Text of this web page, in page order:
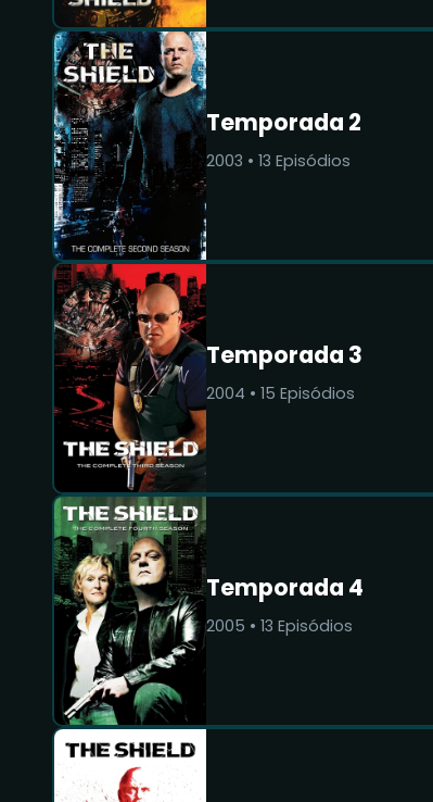
Temporada 2
2003 • 13 Episódios
Temporada 3
2004 • 15 Episódios
Temporada 4
2005 • 13 Episódios